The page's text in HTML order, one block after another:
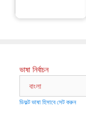
ভাষা নির্বাচন
ডিফল্ট ভাষা হিসাবে সেট করুন